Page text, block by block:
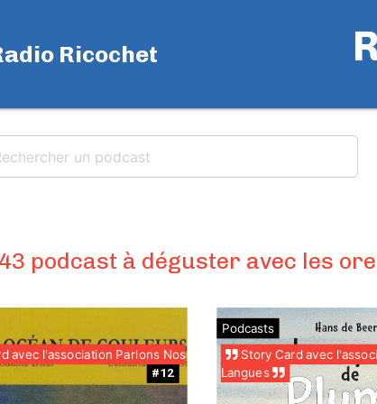
Ricochet
podcast à déguster avec les
avec l'association Parlons Nos
#12
Podcasts
Story Card avec
Langues